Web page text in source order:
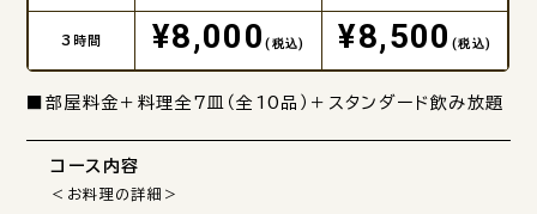
3時間 ¥8,000(税込) ¥8,500 (税込)
■部屋料金＋料理全7皿（全10品）＋スタンダード飲み放題
コース内容
＜お料理の詳細＞